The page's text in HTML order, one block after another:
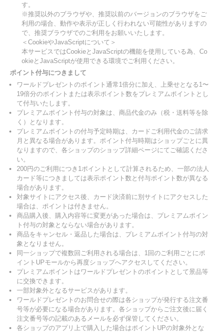
す。
※推奨以外のブラウザや、推奨以前のバージョンのブラウザをご
利用の場合、動作や表示が正しく行われない可能性がありますの
で、推奨ブラウザでのご利用をお願いいたします。
＜CookieやJavaScriptについて＞
本サービスではCookieとJavaScriptの機能を使用している為、Co
okieとJavaScriptが使用できる環境でご利用ください。
ポイント付与につきまして
ワールドプレゼントのポイント通常1倍分に加え、上乗せとなる1〜
19倍分のポイントまたは表示ポイント数をプレミアムポイントとし
て付与いたします。
プレミアムポイント付与の対象は、商品代金のみ（税・送料等を除
く）となります。
プレミアムポイントの付与予定時期は、カードご利用代金のご請求
月と異なる場合があります。ポイント付与時期はショップごとに異
なりますので、各ショップのショップ詳細ページにてご確認くださ
い。
200円のご利用につき1ポイントとして計算されるため、一部の法人
カード等につきましては表示ポイント数と付与ポイント数が異なる
場合があります。
対象サイトにアクセス後、カード決済前に別サイトにアクセスした
場合は、ポイントは付きません。
商品購入後、購入内容等に変更があった場合は、プレミアムポイン
ト付与の対象とならない場合があります。
商品をキャンセル・返品した場合は、プレミアムポイント付与の対
象となりません。
同一ショップで複数回ご利用される場合は、1回のご利用ごとにポ
イントUPモールから再度ショップへアクセスしてください。
プレミアムポイントはワールドプレゼントのポイントとして景品等
に交換できます。
一部対象外となるサービスがあります。
ワールドプレゼントのお問合せの際は各ショップが発行する注文番
号等が必要になる場合があります。各ショップからご注文後に届く
注文番号等の記載のあるメールを必ず保管してください。
各ショップのアプリ上で購入した場合はポイントUPの対象外とな